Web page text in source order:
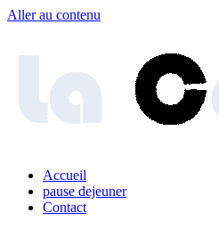
Aller au contenu
Accueil
pause dejeuner
Contact